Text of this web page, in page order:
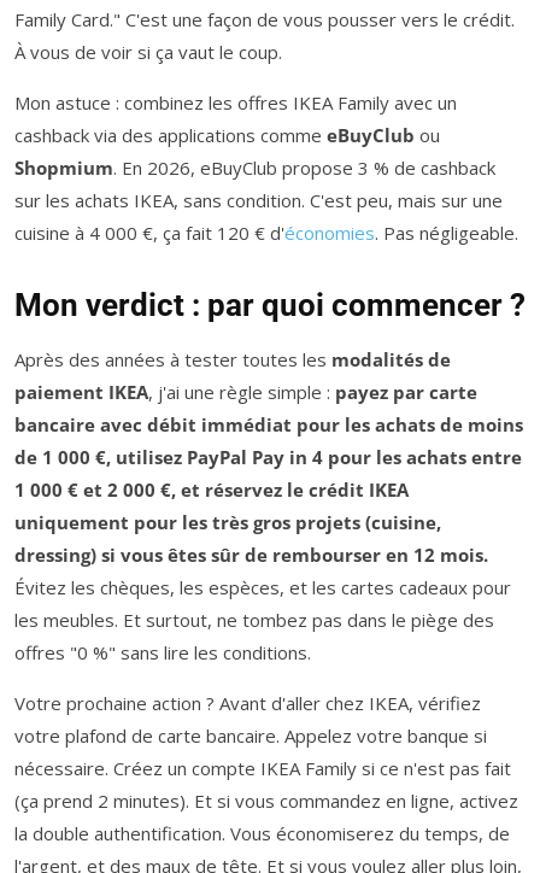
Family Card." C'est une façon de vous pousser vers le crédit.
À vous de voir si ça vaut le coup.
Mon astuce : combinez les offres IKEA Family avec un
cashback via des applications comme eBuyClub ou
Shopmium. En 2026, eBuyClub propose 3 % de cashback
sur les achats IKEA, sans condition. C'est peu, mais sur une
cuisine à 4 000 €, ça fait 120 € d'économies. Pas négligeable.
Mon verdict : par quoi commencer ?
Après des années à tester toutes les modalités de
paiement IKEA, j'ai une règle simple : payez par carte
bancaire avec débit immédiat pour les achats de moins
de 1 000 €, utilisez PayPal Pay in 4 pour les achats entre
1 000 € et 2 000 €, et réservez le crédit IKEA
uniquement pour les très gros projets (cuisine,
dressing) si vous êtes sûr de rembourser en 12 mois.
Évitez les chèques, les espèces, et les cartes cadeaux pour
les meubles. Et surtout, ne tombez pas dans le piège des
offres "0 %" sans lire les conditions.
Votre prochaine action ? Avant d'aller chez IKEA, vérifiez
votre plafond de carte bancaire. Appelez votre banque si
nécessaire. Créez un compte IKEA Family si ce n'est pas fait
(ça prend 2 minutes). Et si vous commandez en ligne, activez
la double authentification. Vous économiserez du temps, de
l'argent, et des maux de tête. Et si vous voulez aller plus loin,